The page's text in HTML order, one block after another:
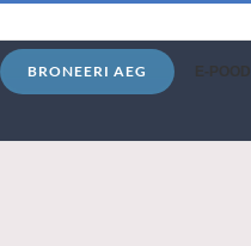
BRONEERI AEG E-POOD